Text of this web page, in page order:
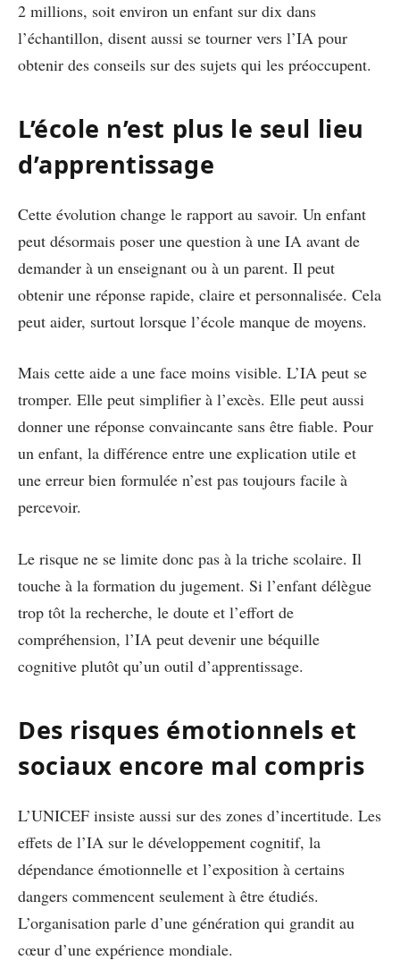
2 millions, soit environ un enfant sur dix dans
l’échantillon, disent aussi se tourner vers l’IA pour
obtenir des conseils sur des sujets qui les préoccupent.
L’école n’est plus le seul lieu
d’apprentissage
Cette évolution change le rapport au savoir. Un enfant
peut désormais poser une question à une IA avant de
demander à un enseignant ou à un parent. Il peut
obtenir une réponse rapide, claire et personnalisée. Cela
peut aider, surtout lorsque l’école manque de moyens.
Mais cette aide a une face moins visible. L’IA peut se
tromper. Elle peut simplifier à l’excès. Elle peut aussi
donner une réponse convaincante sans être fiable. Pour
un enfant, la différence entre une explication utile et
une erreur bien formulée n’est pas toujours facile à
percevoir.
Le risque ne se limite donc pas à la triche scolaire. Il
touche à la formation du jugement. Si l’enfant délègue
trop tôt la recherche, le doute et l’effort de
compréhension, l’IA peut devenir une béquille
cognitive plutôt qu’un outil d’apprentissage.
Des risques émotionnels et
sociaux encore mal compris
L’UNICEF insiste aussi sur des zones d’incertitude. Les
effets de l’IA sur le développement cognitif, la
dépendance émotionnelle et l’exposition à certains
dangers commencent seulement à être étudiés.
L’organisation parle d’une génération qui grandit au
cœur d’une expérience mondiale.